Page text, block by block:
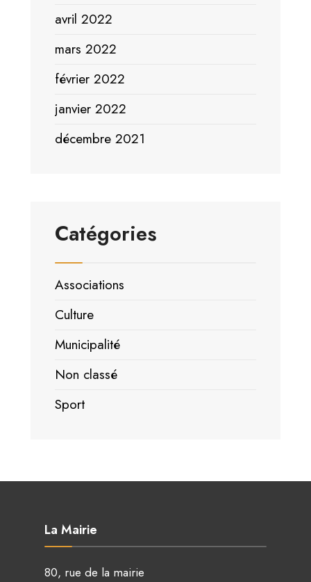
avril 2022
mars 2022
février 2022
janvier 2022
décembre 2021
Catégories
Associations
Culture
Municipalité
Non classé
Sport
La Mairie
80, rue de la mairie